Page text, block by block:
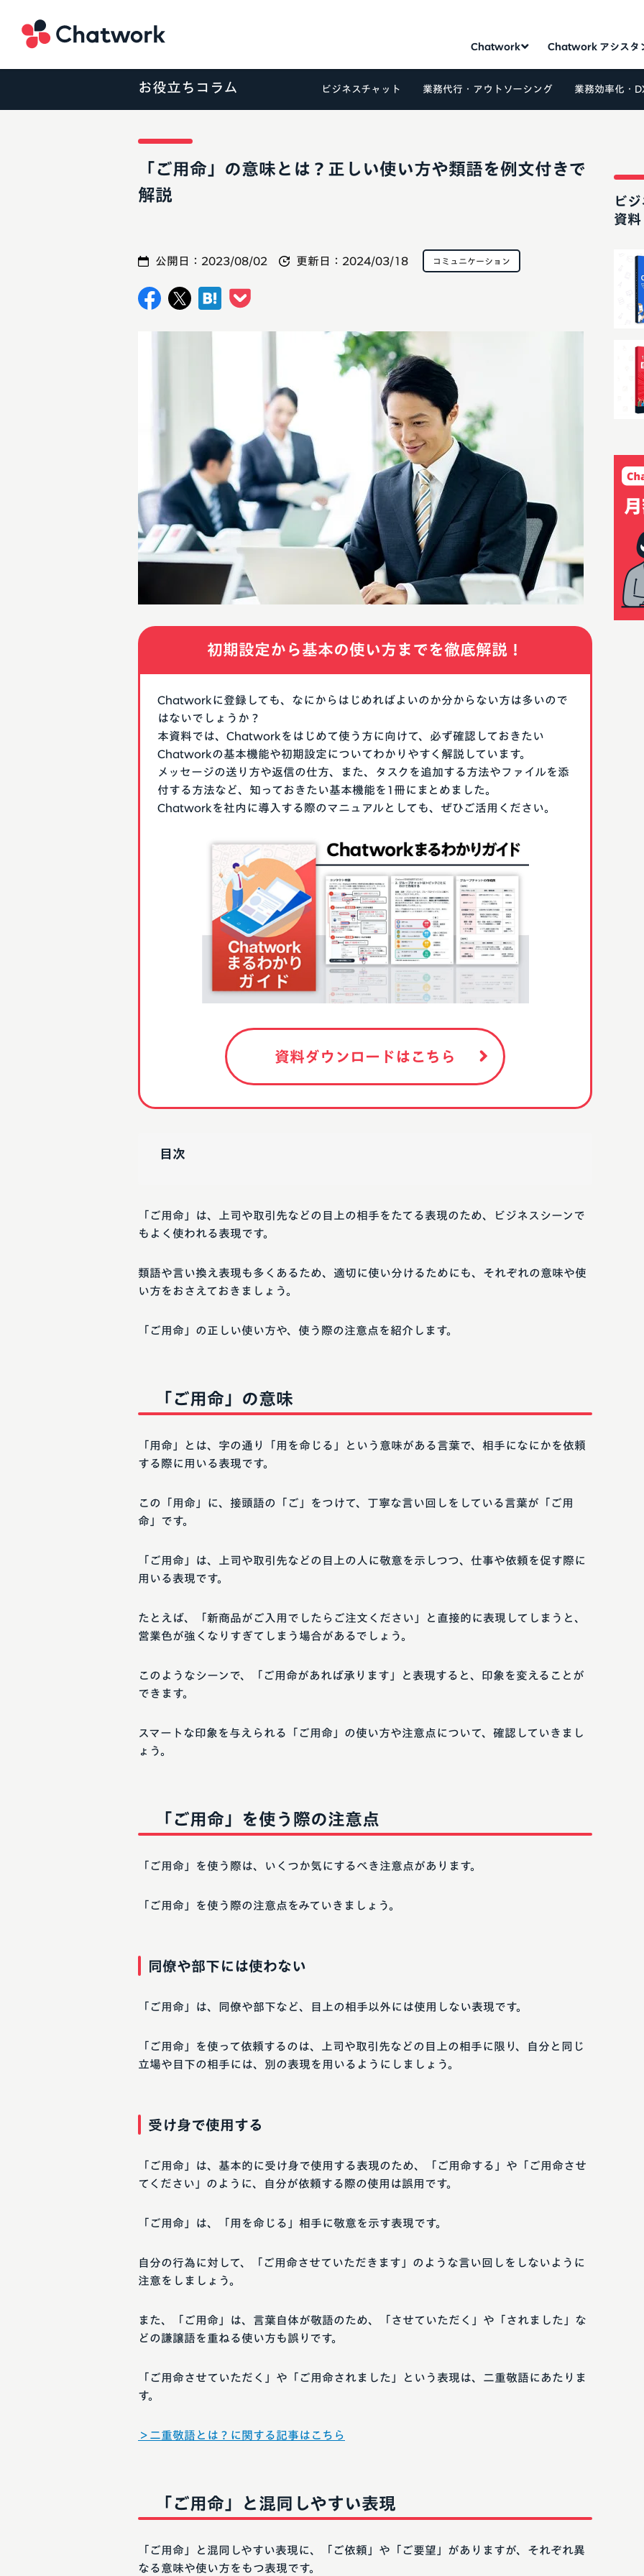
Chatwork Chatwork アシスタ
お役立ちコラム ビジネスチャット 業務代行・アウトソーシング 業務効率化・
「ご用命」の意味とは？正しい使い方や類語を例文付きで
解説
公開日： 2023/08/02 更新日： 2024/03/18 コミュニケーション
初期設定から基本の使い方までを徹底解説！
Chatworkに登録しても、なにからはじめればよいのか分からない方は多いので
はないでしょうか？
本資料では、Chatworkをはじめて使う方に向けて、必ず確認しておきたい
Chatworkの基本機能や初期設定についてわかりやすく解説しています。
メッセージの送り方や返信の仕方、また、タスクを追加する方法やファイルを添
付する方法など、知っておきたい基本機能を1冊にまとめました。
Chatworkを社内に導入する際のマニュアルとしても、ぜひご活用ください。
資料ダウンロードはこちら
目次
「ご用命」は、上司や取引先などの目上の相手をたてる表現のため、ビジネスシーンで
もよく使われる表現です。
類語や言い換え表現も多くあるため、適切に使い分けるためにも、それぞれの意味や使
い方をおさえておきましょう。
「ご用命」の正しい使い方や、使う際の注意点を紹介します。
「ご用命」の意味
「用命」とは、字の通り「用を命じる」という意味がある言葉で、相手になにかを依頼
する際に用いる表現です。
この「用命」に、接頭語の「ご」をつけて、丁寧な言い回しをしている言葉が「ご用
命」です。
「ご用命」は、上司や取引先などの目上の人に敬意を示しつつ、仕事や依頼を促す際に
用いる表現です。
たとえば、「新商品がご入用でしたらご注文ください」と直接的に表現してしまうと、
営業色が強くなりすぎてしまう場合があるでしょう。
このようなシーンで、「ご用命があれば承ります」と表現すると、印象を変えることが
できます。
スマートな印象を与えられる「ご用命」の使い方や注意点について、確認していきまし
ょう。
「ご用命」を使う際の注意点
「ご用命」を使う際は、いくつか気にするべき注意点があります。
「ご用命」を使う際の注意点をみていきましょう。
同僚や部下には使わない
「ご用命」は、同僚や部下など、目上の相手以外には使用しない表現です。
「ご用命」を使って依頼するのは、上司や取引先などの目上の相手に限り、自分と同じ
立場や目下の相手には、別の表現を用いるようにしましょう。
受け身で使用する
「ご用命」は、基本的に受け身で使用する表現のため、「ご用命する」や「ご用命させ
てください」のように、自分が依頼する際の使用は誤用です。
「ご用命」は、「用を命じる」相手に敬意を示す表現です。
自分の行為に対して、「ご用命させていただきます」のような言い回しをしないように
注意をしましょう。
また、「ご用命」は、言葉自体が敬語のため、「させていただく」や「されました」な
どの謙譲語を重ねる使い方も誤りです。
「ご用命させていただく」や「ご用命されました」という表現は、二重敬語にあたりま
す。
＞二重敬語とは？に関する記事はこちら
「ご用命」と混同しやすい表現
「ご用命」と混同しやすい表現に、「ご依頼」や「ご要望」がありますが、それぞれ異
なる意味や使い方をもつ表現です。
ビ
資料